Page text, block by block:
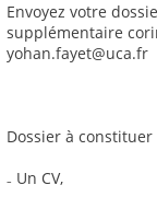
Envoyez votre
supplémentaire
yohan.fayet@uca.fr
Dossier à
₋ Un CV,